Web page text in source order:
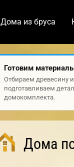
Дома из бруса
Готовим
Отбираем древесину и
подготавливаем
домокомплекта.
Дома